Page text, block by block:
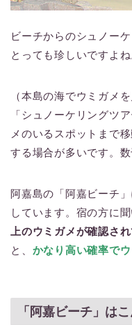
ビーチからのシュノー
とっても珍しいですよね
（本島の海でウミガメ
「シュノーケリングツ
メのいるスポットまで
する場合が多いです。
阿嘉島の「阿嘉ビーチ
しています。宿の方に
上のウミガメが確認さ
と、 かなり高い確率で
「阿嘉ビーチ」は